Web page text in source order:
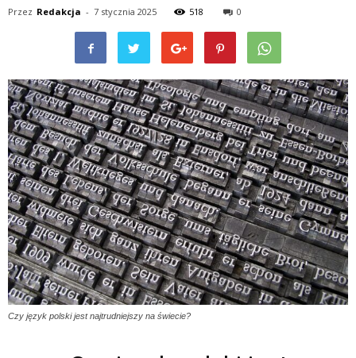
Przez Redakcja - 7 stycznia 2025 518 0
Czy język polski jest najtrudniejszy na świecie?